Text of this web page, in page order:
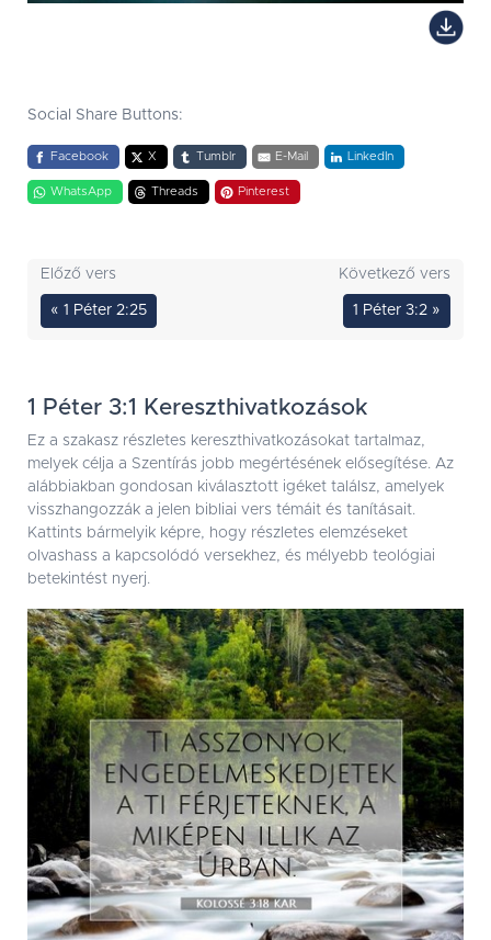
Social Share Buttons:
Facebook X Tumblr E-Mail LinkedIn
WhatsApp Threads Pinterest
Előző vers
« 1 Péter 2:25
Következő vers
1 Péter 3:2 »
1 Péter 3:1 Kereszthivatkozások
Ez a szakasz részletes kereszthivatkozásokat tartalmaz,
melyek célja a Szentírás jobb megértésének elősegítése. Az
alábbiakban gondosan kiválasztott igéket találsz, amelyek
visszhangozzák a jelen bibliai vers témáit és tanításait.
Kattints bármelyik képre, hogy részletes elemzéseket
olvashass a kapcsolódó versekhez, és mélyebb teológiai
betekintést nyerj.